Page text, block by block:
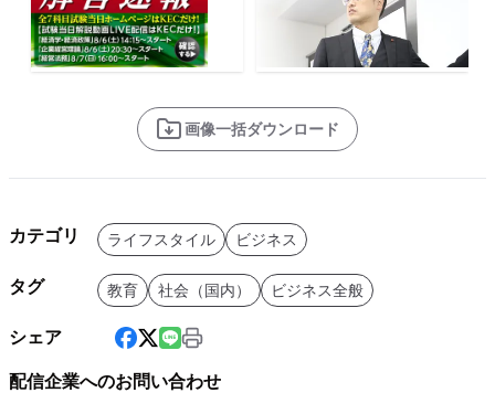
画像一括ダウンロード
カテゴリ ライフスタイル ビジネス
タグ 教育 社会（国内） ビジネス全般
シェア
配信企業へのお問い合わせ